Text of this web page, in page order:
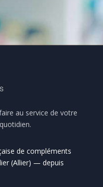
au service de votre
de compléments
(Allier) — depuis